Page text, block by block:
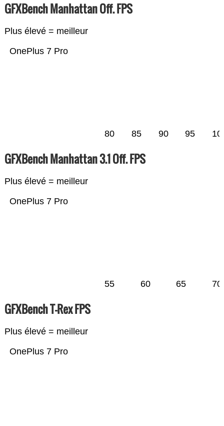
GFXBench Manhattan Off. FPS
Plus élevé = meilleur
OnePlus 7 Pro
80 85 90 95
GFXBench Manhattan 3.1 Off. FPS
Plus élevé = meilleur
OnePlus 7 Pro
55 60 65 70
GFXBench T-Rex FPS
Plus élevé = meilleur
OnePlus 7 Pro